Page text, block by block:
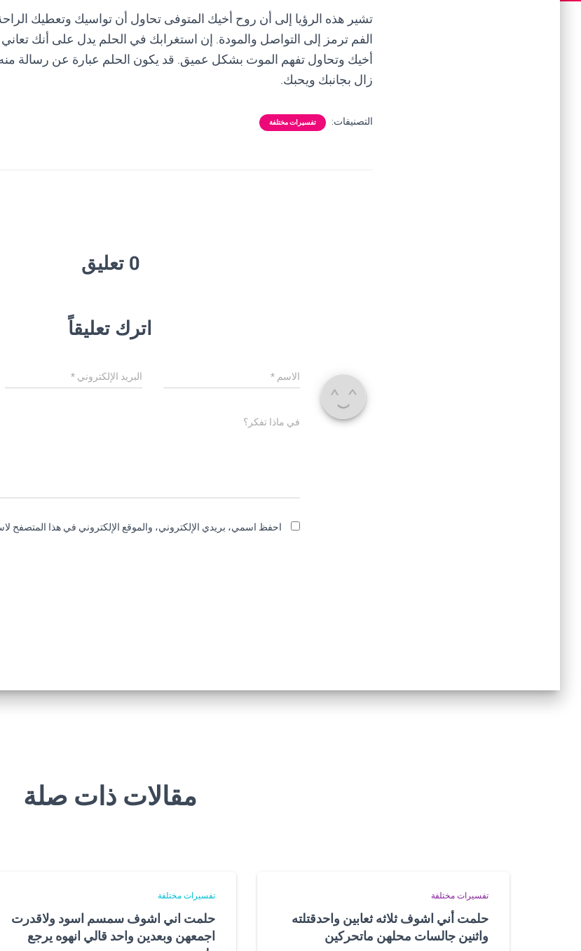
تشير هذه الرؤيا إلى أن روح أخيك المتوفى تحاول أن تواسيك وتعطيك
الفم ترمز إلى التواصل والمودة. إن استغرابك في الحلم يدل على أنك
أخيك وتحاول تفهم الموت بشكل عميق. قد يكون الحلم عبارة عن رسالة منه
زال بجانبك ويحبك.
التصنيفات: تفسيرات مختلفة
0 تعليق
اترك تعليقاً
الاسم * البريد الإلكتروني*
في ماذا تفكر؟
احفظ اسمي، بريدي الإلكتروني، والموقع الإلكتروني في هذا المتصفح
مقالات ذات صلة
تفسيرات مختلفة
حلمت أني اشوف ثلاثه ثعابين واحدقتلته
واثنين جالسات محلهن ماتحركين
تفسيرات مختلفة
حلمت اني اشوف سمسم اسود ولاقدرت
اجمعهن وبعدين واحد قالي انهوه يرجع